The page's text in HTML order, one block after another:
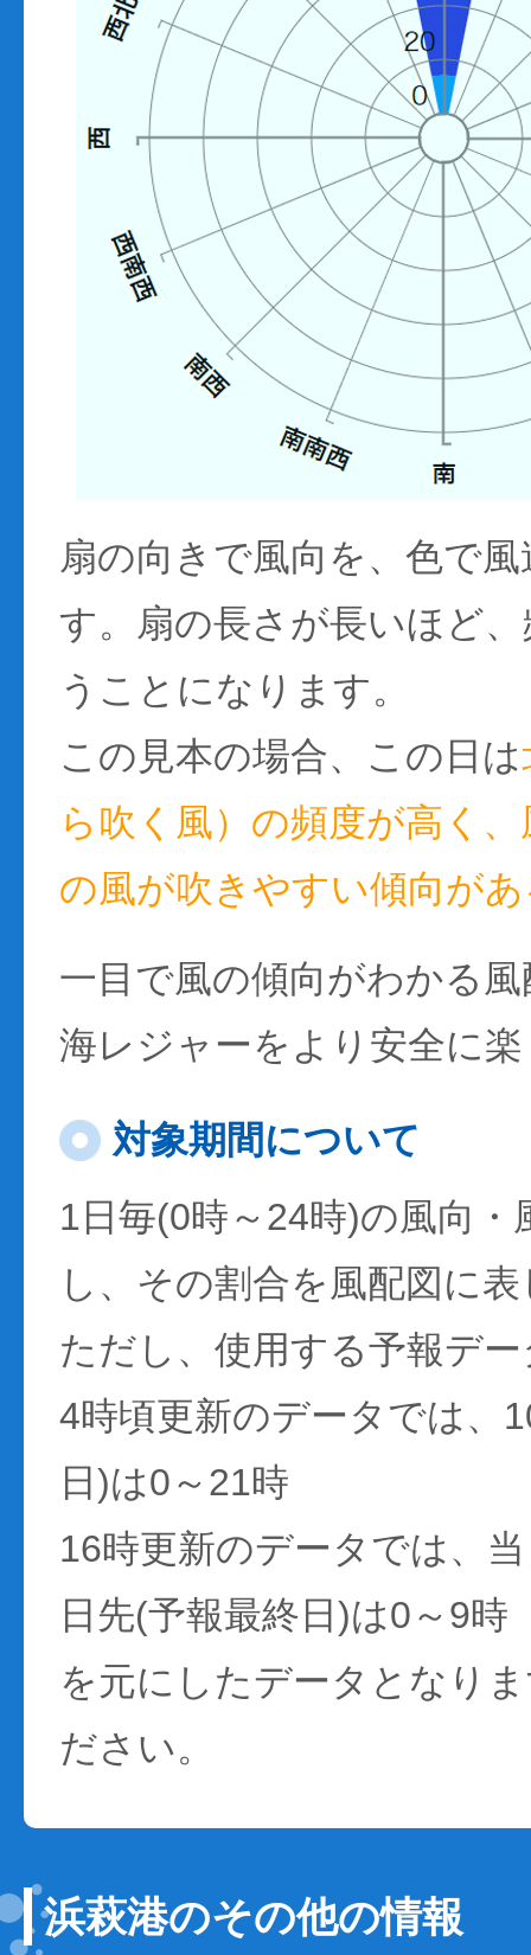
扇の向きで風向を、色で
す。扇の長さが長いほど
うことになります。
この見本の場合、この日は
ら吹く風）の頻度が高く
の風が吹きやすい傾向が
一目で風の傾向がわかる
海レジャーをより安全に
対象期間について
1日毎(0時～24時)の風向・
し、その割合を風配図に
ただし、使用する予報デ
4時頃更新のデータでは、
日)は0～21時
16時更新のデータでは、
日先(予報最終日)は0～9時
を元にしたデータとなり
ださい。
浜萩港のその他の情報